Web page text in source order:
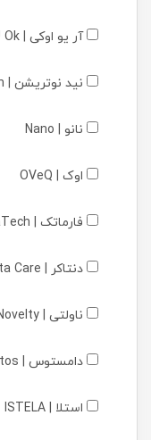
آر یو اوکی | Are U Ok
نید نوتریشن | Need Nutrition
نانو | Nano
اوک | OVeQ
فارماتک | PharmaTech
دنتاکر | Denta Care
ناولتی | Novelty
دامستوس | Domestos
استلا | ISTELA